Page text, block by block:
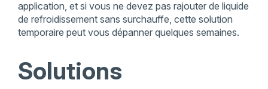
application, et si vous ne devez pas rajouter de liquide
de refroidissement sans surchauffe, cette solution
temporaire peut vous dépanner quelques semaines.
Solutions